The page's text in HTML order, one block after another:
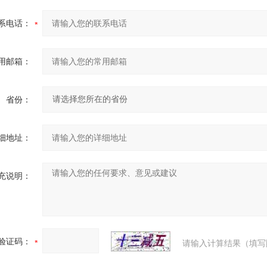
电话：
邮箱：
省份：
地址：
说明：
证码： 请输入计算结果（填